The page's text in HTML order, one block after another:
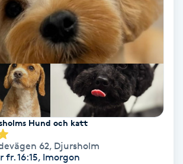
Hund och katt
62, Djursholm
fr. 16:15, Imorgon